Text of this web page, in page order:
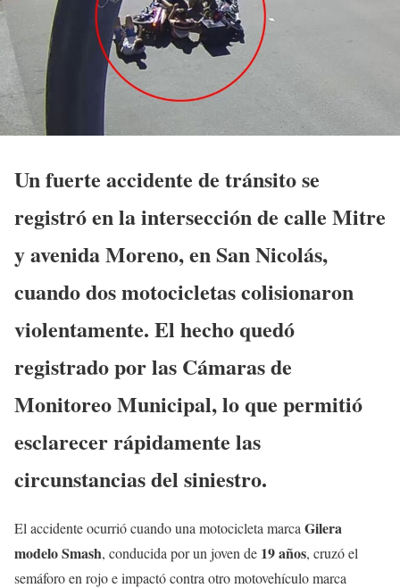
Un fuerte accidente de tránsito se
registró en la intersección de calle Mitre
y avenida Moreno, en San Nicolás,
cuando dos motocicletas colisionaron
violentamente. El hecho quedó
registrado por las Cámaras de
Monitoreo Municipal, lo que permitió
esclarecer rápidamente las
circunstancias del siniestro.
El accidente ocurrió cuando una motocicleta marca Gilera
modelo Smash, conducida por un joven de 19 años, cruzó el
semáforo en rojo e impactó contra otro motovehículo marca